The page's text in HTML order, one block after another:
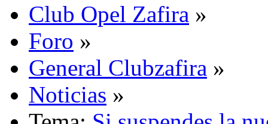
Club Opel Zafira »
Foro »
General Clubzafira »
Noticias »